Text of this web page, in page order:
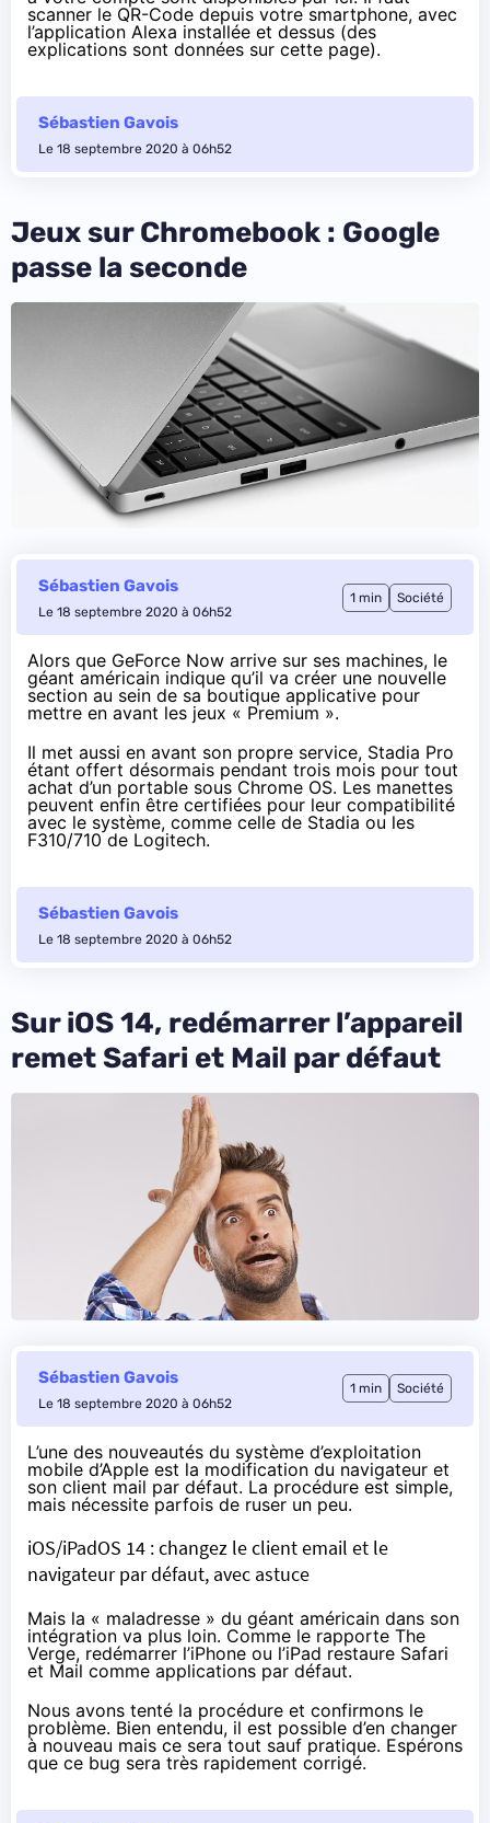
scanner le QR-Code depuis votre smartphone, avec
l’application Alexa installée et dessus (des
explications sont données sur cette page).
Sébastien Gavois
Le 18 septembre 2020 à 06h52
Jeux sur Chromebook : Google
passe la seconde
Sébastien Gavois
Le 18 septembre 2020 à 06h52
1 min Société
Alors que GeForce Now arrive sur ses machines, le
géant américain indique qu’il va créer une nouvelle
section au sein de sa boutique applicative pour
mettre en avant les jeux « Premium ».
Il met aussi en avant son propre service, Stadia Pro
étant offert désormais pendant trois mois pour tout
achat d’un portable sous Chrome OS. Les manettes
peuvent enfin être certifiées pour leur compatibilité
avec le système, comme celle de Stadia ou les
F310/710de Logitech.
Sébastien Gavois
Le 18 septembre 2020 à 06h52
Sur iOS 14, redémarrer l’appareil
remet Safari et Mail par défaut
Sébastien Gavois
Le 18 septembre 2020 à 06h52
1 min Société
L’une des nouveautés du système d’exploitation
mobile d’Apple est la modification du navigateur et
son client mail par défaut. La procédure est simple,
mais nécessite parfois de ruser un peu.
iOS/iPadOS 14 : changez le client email et le
navigateur par défaut, avec astuce
Mais la « maladresse » du géant américain dans son
intégration va plus loin. Comme le rapporte The
Verge, redémarrer l’iPhone ou l’iPad restaure Safari
et Mail comme applications par défaut.
Nous avons tenté la procédure et confirmons le
problème. Bien entendu, il est possible d’en changer
à nouveau mais ce sera tout sauf pratique. Espérons
que ce bug sera très rapidement corrigé.